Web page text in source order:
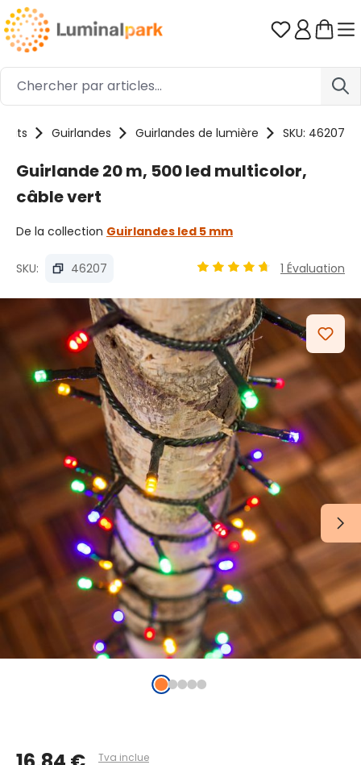
Passer au contenu principal Vous avez
Guirlandes Guirlandes de lumière SKU: 46207
Guirlande 20 m, 500 led multicolor,
câble vert
De la collection Guirlandes led 5 mm
SKU: 46207 1 Évaluation
Ignorer la galerie d'images
Tva inclue